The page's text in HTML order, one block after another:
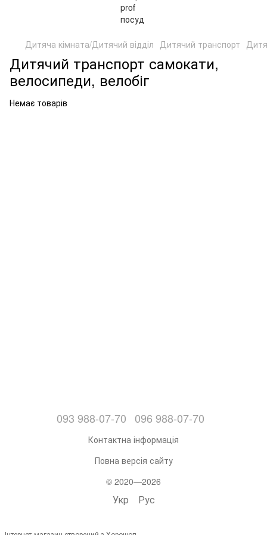
Дитяча кімната/Дитячий відділ Дитячий транспорт
Дитячий транспорт самокати,
велосипеди, велобіг
Немає товарів
093 988-07-70 096 988-07-70
Контактна інформація
Повна версія сайту
© 2020—2026
Укр Рус